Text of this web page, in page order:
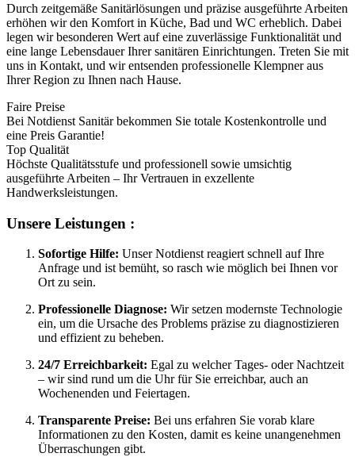
Durch zeitgemäße Sanitärlösungen und präzise ausgeführte Arbeiten
erhöhen wir den Komfort in Küche, Bad und WC erheblich. Dabei
legen wir besonderen Wert auf eine zuverlässige Funktionalität und
eine lange Lebensdauer Ihrer sanitären Einrichtungen. Treten Sie mit
uns in Kontakt, und wir entsenden professionelle Klempner aus
Ihrer Region zu Ihnen nach Hause.
Faire Preise
Bei Notdienst Sanitär bekommen Sie totale Kostenkontrolle und
eine Preis Garantie!
Top Qualität
Höchste Qualitätsstufe und professionell sowie umsichtig
ausgeführte Arbeiten – Ihr Vertrauen in exzellente
Handwerksleistungen.
Unsere Leistungen :
Sofortige Hilfe: Unser Notdienst reagiert schnell auf Ihre
Anfrage und ist bemüht, so rasch wie möglich bei Ihnen vor
Ort zu sein.
Professionelle Diagnose: Wir setzen modernste Technologie
ein, um die Ursache des Problems präzise zu diagnostizieren
und effizient zu beheben.
24/7 Erreichbarkeit: Egal zu welcher Tages- oder Nachtzeit
– wir sind rund um die Uhr für Sie erreichbar, auch an
Wochenenden und Feiertagen.
Transparente Preise: Bei uns erfahren Sie vorab klare
Informationen zu den Kosten, damit es keine unangenehmen
Überraschungen gibt.